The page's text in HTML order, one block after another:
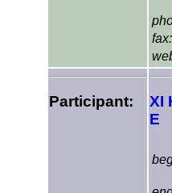
fax:
Participant:
XI
E